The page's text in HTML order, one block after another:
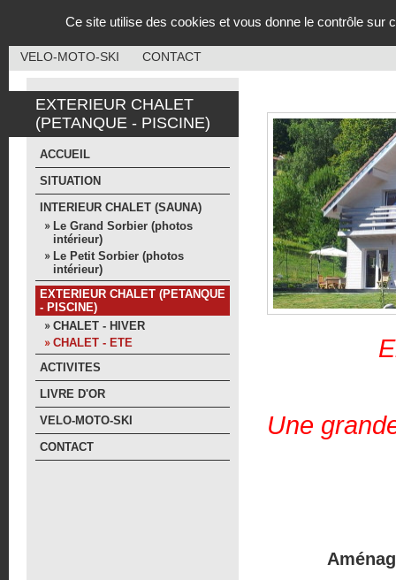
ACCUEIL SITUATION INTERIEUR CHALET (SAUNA)
VELO-MOTO-SKI CONTACT
EXTERIEUR CHALET
(PETANQUE - PISCINE)
ACCUEIL
SITUATION
INTERIEUR CHALET (SAUNA)
Le Grand Sorbier (photos
intérieur)
Le Petit Sorbier (photos
intérieur)
EXTERIEUR CHALET (PETANQUE
- PISCINE)
CHALET - HIVER
CHALET - ETE
ACTIVITES
LIVRE D'OR
VELO-MOTO-SKI
CONTACT
Une
Ce site utilise des cookies et vous donne le contrôle sur